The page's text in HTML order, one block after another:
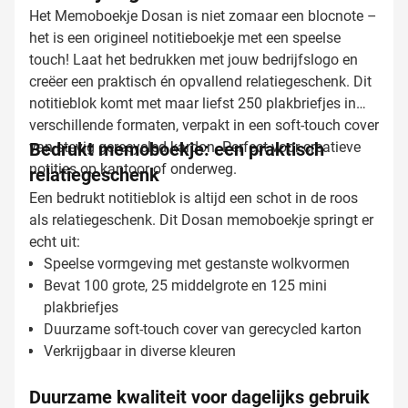
Het Memoboekje Dosan is niet zomaar een blocnote –
het is een origineel notitieboekje met een speelse
touch! Laat het bedrukken met jouw bedrijfslogo en
creëer een praktisch én opvallend relatiegeschenk. Dit
notitieblok komt met maar liefst 250 plakbriefjes in
verschillende formaten, verpakt in een soft-touch cover
van stevig gerecycled kardon. Perfect voor creatieve
notities op kantoor of onderweg.
Bedrukt memoboekje: een praktisch
relatiegeschenk
Een bedrukt notitieblok is altijd een schot in de roos
als relatiegeschenk. Dit Dosan memoboekje springt er
echt uit:
Speelse vormgeving met gestanste wolkvormen
Bevat 100 grote, 25 middelgrote en 125 mini
plakbriefjes
Duurzame soft-touch cover van gerecycled karton
Verkrijgbaar in diverse kleuren
Duurzame kwaliteit voor dagelijks gebruik